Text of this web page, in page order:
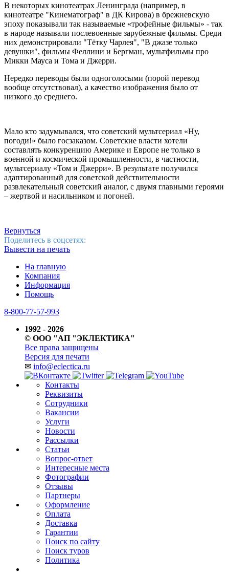
В некоторых кинотеатрах Ленинграда (например, в
кинотеатре "Кинематограф" в ДК Кирова) в брежневскую
эпоху показывали так называемые «трофейные фильмы» - так
в народе называли послевоенные зарубежные фильмы. Среди
них демонстрировали "Тётку Чарлея", "В джазе только
девушки", фильмы Феллини и Бергман, мультфильмы про
Микки Мауса и Тома и Джерри.
Нередко переводы были одноголосыми (порой перевод
вообще отсутствовал), а качество изображения было от
низкого до среднего.
Мало кто задумывался, что советский мультсериал «Ну,
погоди!» было госзаказом. Советские власти хотели
составлять конкуренцию Америке и Европе не только в
военной и космической промышленности, в частности,
мультсериалу «Том и Джерри». В результате получился
адаптированный для советской действительности
развлекательный советский аналог, с двумя главными героями
– жертвой и насильником и погоней.
Вернуться
Поделитесь в соцсетях:
Вывести на печать
На главную
Компания
Информация
Помощь
8-800-77-57-993
1992 - 2026
© ООО "АП "ЭКЛЕКТИКА"
Все права защищены
Версия для печати
✉ info@eclectica.ru
Контакты
Реквизиты
Сотрудники
Вакансии
Услуги
Новости
Рассылки
Статьи
Вопрос-ответ
Интересные места
Фотографии
Отзывы
Партнеры
Оформление
Оплата
Доставка
Гарантии
Поиск по сайту
Поиск туров
Политика